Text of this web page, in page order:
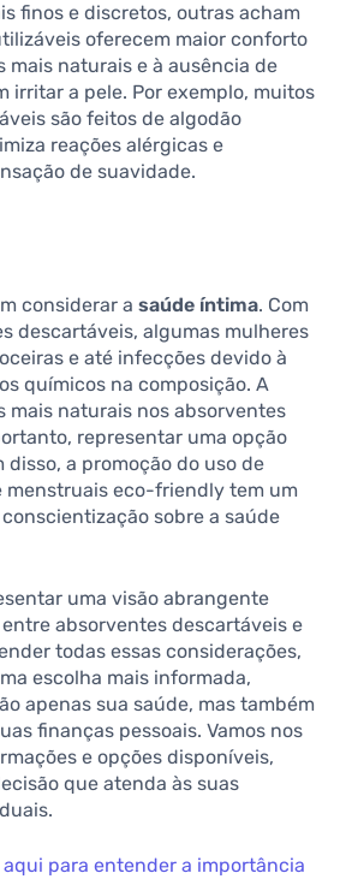
finos e discretos, outras acham
oferecem maior conforto
mais naturais e à ausência de
irritar a pele. Por exemplo, muitos
são feitos de algodão
reações alérgicas e
de suavidade.
considerar a saúde íntima. Com
descartáveis, algumas mulheres
e até infecções devido à
químicos na composição. A
mais naturais nos absorventes
representar uma opção
disso, a promoção do uso de
menstruais eco-friendly tem um
sobre a saúde
uma visão abrangente
absorventes descartáveis e
todas essas considerações,
escolha mais informada,
apenas sua saúde, mas também
finanças pessoais. Vamos nos
e opções disponíveis,
que atenda às suas
aqui para entender a importância